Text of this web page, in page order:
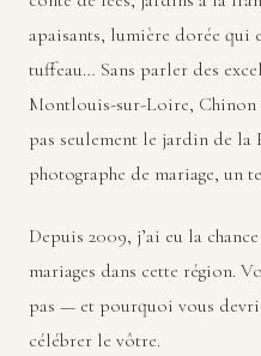
apaisants, lumière dorée qui
tuffeau… Sans parler des
Montlouis-sur-Loire, Chinon
pas seulement le jardin de la
photographe de mariage, un
Depuis 2009, j’ai eu la
mariages dans cette région.
pas — et pourquoi vous
célébrer le vôtre.